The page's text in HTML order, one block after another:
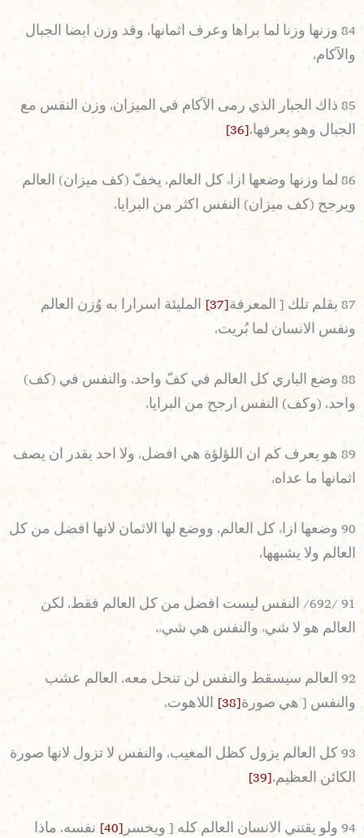
84 وزنها وزنا لما براها وعرف اثمانها، وقد وزن ايضا الجبال
والآكام،
85 ذاك الجبار الذي رمى الآكام في الميزان، وزن النفس مع
الجبال وهو يعرفها،[36]
86 لما وزنها وضعها ازاء كل العالم، يخفّ (كف ميزان) العالم
ويرجح (كف ميزان) النفس اكثر من البرايا،
87 بقلم تلك [ المعرفة [37]
المليئة اسرارا به وُزن العالم
ونفس الانسان لما بُريت،
88 وضع الباري كل العالم في كفّ واحد، والنفس في (كف)
واحد، (وكف) النفس ارجح من البرايا،
89 هو يعرف كم ان اللؤلؤة هي افضل، ولا احد يقدر ان يصف
اثمانها ما عداه،
90 وضعها ازاء كل العالم، ووضع لها الاثمان لانها افضل من كل
العالم ولا يشبهها،
91 /692/ النفس ليست افضل من كل العالم فقط، لكن
العالم هو لا شيء والنفس هي شيء،
92 العالم سيسقط والنفس لن تنحل معه، العالم عشب
والنفس [ هي صورة[38] اللاهوت،
93 كل العالم يزول كظل المغيب، والنفس لا تزول لانها صورة
الكائن العظيم،[39]
94 ولو يقتني الانسان العالم كله [ ويخسر [40]
نفسه، ماذا